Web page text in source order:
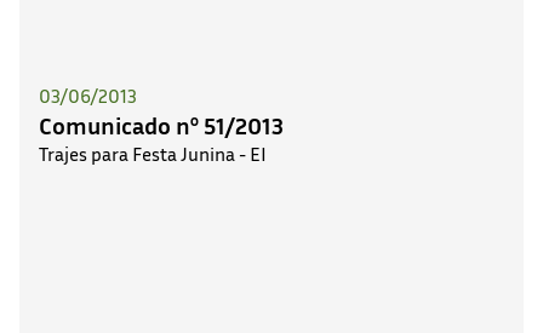
03/06/2013
Comunicado nº 51/2013
Trajes para Festa Junina - EI